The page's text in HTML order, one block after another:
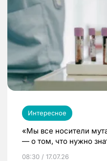
Интересное
«Мы все носители
— о том, что нужно
08:30 / 17.07.26